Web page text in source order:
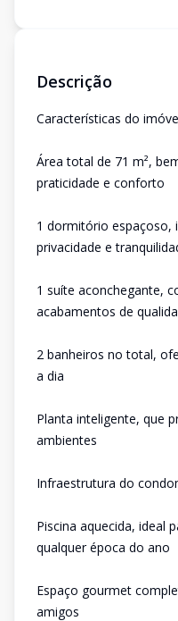
Descrição
Características do
Área total de 71 m²,
praticidade e conforto
1 dormitório espaçoso,
privacidade e
1 suíte aconchegante,
acabamentos de
2 banheiros no total,
a dia
Planta inteligente, que
ambientes
Infraestrutura do
Piscina aquecida, ideal
qualquer época do ano
Espaço gourmet
amigos